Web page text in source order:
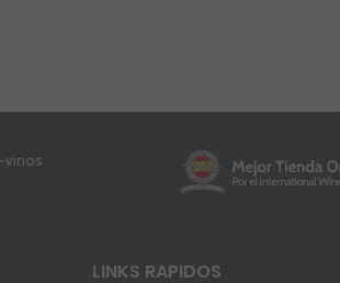
LINKS RAPIDOS